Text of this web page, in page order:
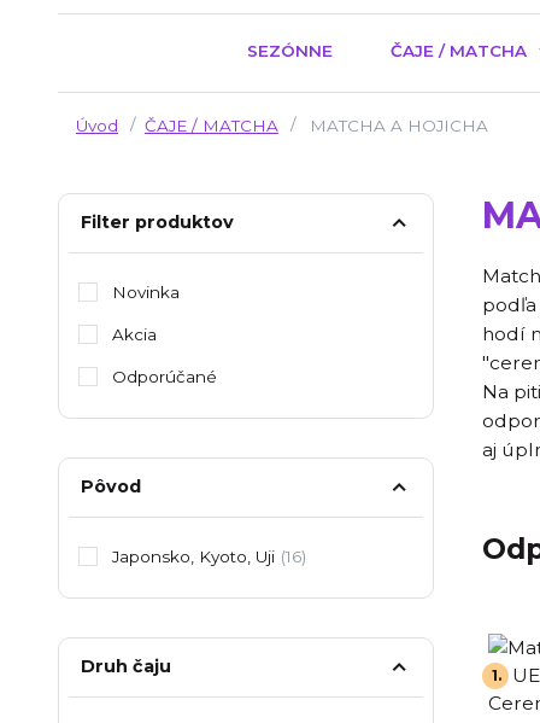
SEZÓNNE ČAJE / MATCHA
Úvod ČAJE / MATCHA MATCHA A HOJICHA
podľa
hodí
Na
aj
1.
Filter produktov
Novinka
Akcia
Odporúčané
Pôvod
Japonsko, Kyoto, Uji (16)
Druh čaju